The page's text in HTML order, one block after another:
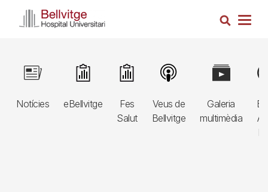
Cerca
Navegació
principal
3r
Notícies
Image
eBellvitge
Image
Fes
Salut
Image
Veus de
Bellvitge
Image
Galeria
multimèdia
Image